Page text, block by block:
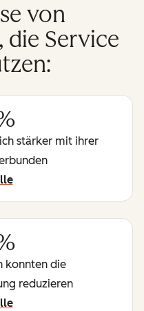
von
die Service
stärker mit ihrer
konnten die
reduzieren